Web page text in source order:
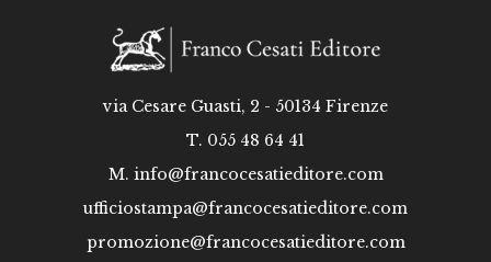
via Cesare Guasti, 2 - 50134 Firenze
T. 055 48 64 41
M. info@francocesatieditore.com
ufficiostampa@francocesatieditore.com
promozione@francocesatieditore.com